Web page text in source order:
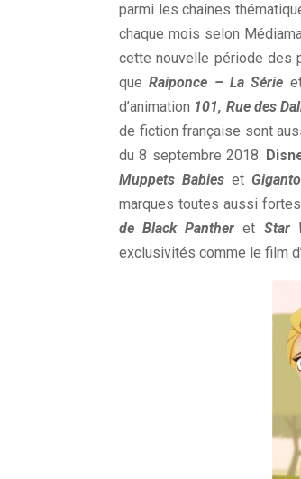
parmi les chaînes
chaque mois selon
cette nouvelle période des
queRaiponce – La Série
d’animation 101, Rue des
de fiction française sont
du 8 septembre 2018.
Muppets Babieset
marques toutes aussi
de Black Panther et Star
exclusivités comme le film